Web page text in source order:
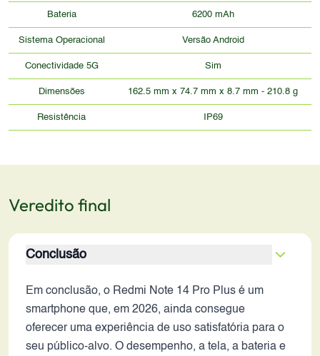
Bateria 6200 mAh
Sistema Operacional Versão Android
Conectividade 5G Sim
Dimensões 162.5 mm x 74.7 mm x 8.7 mm - 210.8 g
Resistência IP69
Veredito final
Conclusão
Em conclusão, o Redmi Note 14 Pro Plus é um
smartphone que, em 2026, ainda consegue
oferecer uma experiência de uso satisfatória para o
seu público-alvo. O desempenho, a tela, a bateria e